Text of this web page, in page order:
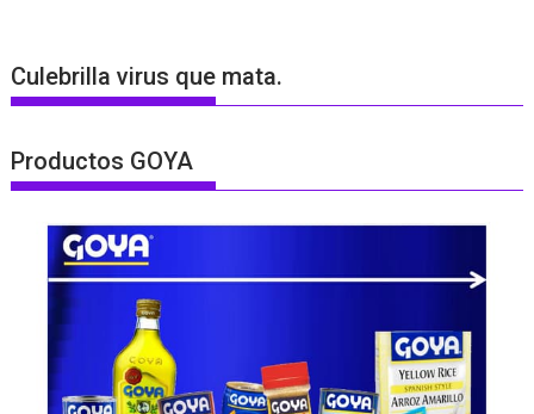
Culebrilla virus que mata.
Productos GOYA